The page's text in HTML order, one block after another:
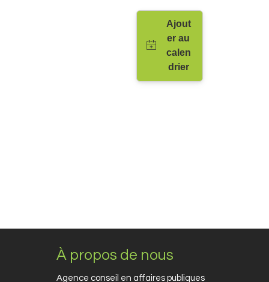
À propos de nous
Agence conseil en affaires publiques